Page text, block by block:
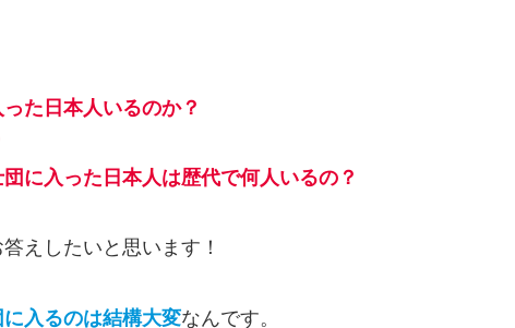
った日本人いるのか？
団に入った日本人は歴代で何人いるの？
えしたいと思います！
入るのは結構大変なんです。